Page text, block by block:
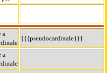
a
{{{pseudocardinale}}}
a